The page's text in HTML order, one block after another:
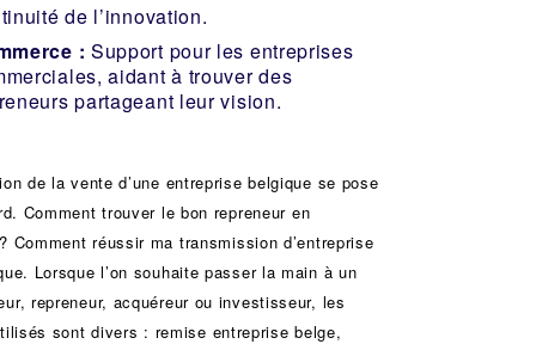
de l’innovation.
: Support pour les entreprises
aidant à trouver des
partageant leur vision.
de la vente d’une entreprise belgique se pose
Comment trouver le bon repreneur en
Comment réussir ma transmission d’entreprise
Lorsque l’on souhaite passer la main à un
, repreneur, acquéreur ou investisseur, les
sont divers : remise entreprise belge,